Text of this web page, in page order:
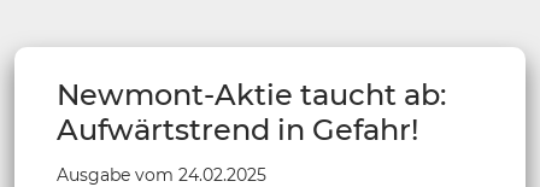
Newmont-Aktie taucht ab:
Aufwärtstrend in Gefahr!
Ausgabe vom 24.02.2025